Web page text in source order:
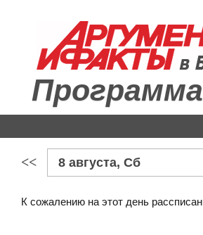
Программа
<< 8 августа, Сб
К сожалению на этот день